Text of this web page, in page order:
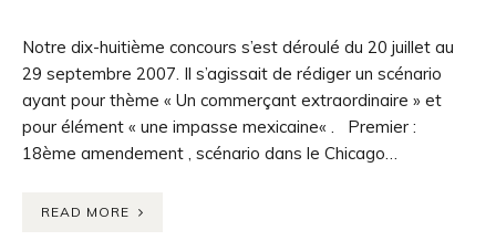
Notre dix-huitième concours s’est déroulé du 20 juillet au
29 septembre 2007. Il s’agissait de rédiger un scénario
ayant pour thème « Un commerçant extraordinaire » et
pour élément « une impasse mexicaine« . Premier :
18ème amendement , scénario dans le Chicago…
READ MORE